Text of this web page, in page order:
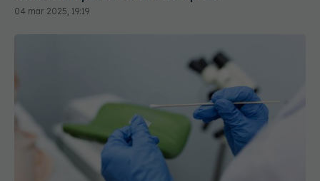
De la ce vârstă se face testul Babeş-Papanicolau:
"Vaccinarea anti-HPV, cea mai eficientă prevenţie
a cancerului de col uterin"